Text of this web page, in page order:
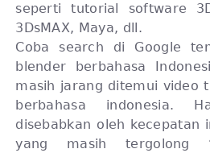
seperti tutorial software
3DsMAX, Maya, dll.
Coba search di Google
blender berbahasa
masih jarang ditemui video
berbahasa indonesia.
disebabkan oleh kecepatan
yang masih tergolong